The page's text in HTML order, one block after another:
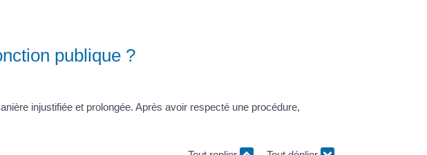
publique ?
injustifiée et prolongée. Après avoir respecté une procédure,